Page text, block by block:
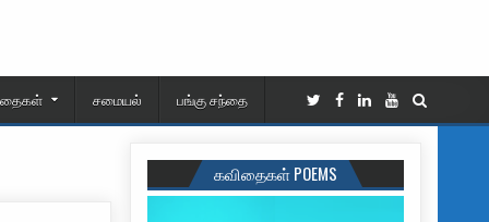
சமையல் பங்கு சந்தை
கவிதைகள் POEMS